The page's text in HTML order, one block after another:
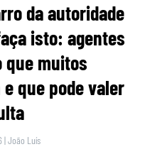
da autoridade
isto: agentes
que muitos
que pode valer
|João Luís